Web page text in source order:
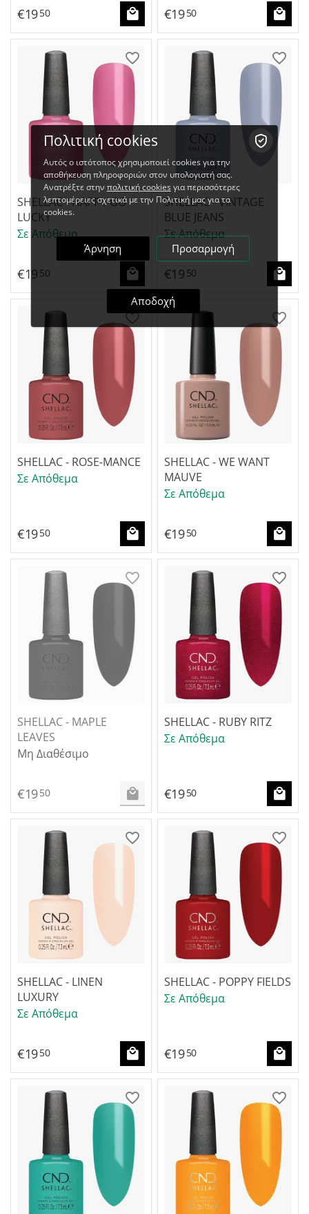
€1950 €1950
SHELLAC - HAPPY GO
LUCKY
Σε Απόθεμα
€19 50
SHELLAC - VINTAGE
BLUE JEANS
Σε Απόθεμα
€19 50
SHELLAC - ROSE-MANCE
Σε Απόθεμα
€1950
SHELLAC - WE WANT
MAUVE
Σε Απόθεμα
€1950
SHELLAC - MAPLE
LEAVES
Μη Διαθέσιμο
€1950
SHELLAC - RUBY RITZ
Σε Απόθεμα
€1950
SHELLAC - LINEN
LUXURY
Σε Απόθεμα
€1950
SHELLAC - POPPY FIELDS
Σε Απόθεμα
€1950
Πολιτική cookies
Αυτός ο ιστότοπος χρησιμοποιεί cookies για την
αποθήκευση πληροφοριών στον υπολογιστή σας.
Ανατρέξτε στην πολιτική cookies για περισσότερες
λεπτομέρειες σχετικά με την Πολιτική μας για τα
cookies.
Άρνηση Προσαρμογή
Αποδοχή